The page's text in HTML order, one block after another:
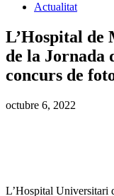
Actualitat
L’Hospital de
de la Jornada
concurs de
octubre 6, 2022
L’Hospital Universitari